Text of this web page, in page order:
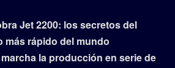
Jet 2200: los secretos del
más rápido del mundo
la producción en serie de